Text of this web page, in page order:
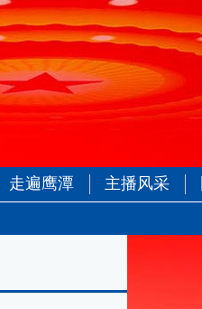
走遍鹰潭 主播风采